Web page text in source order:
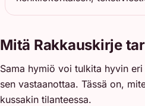
Mitä Rakkauskirje
Sama hymiö voi tulkita hyvin
sen vastaanottaa. Tässä on,
kussakin tilanteessa.